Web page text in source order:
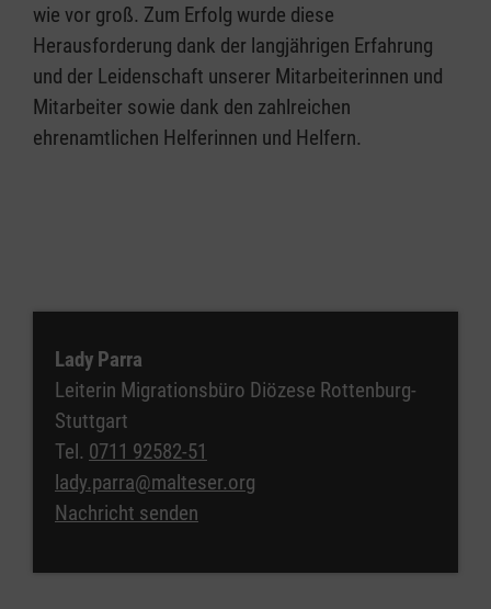
wie vor groß. Zum Erfolg wurde diese
Herausforderung dank der langjährigen Erfahrung
und der Leidenschaft unserer Mitarbeiterinnen und
Mitarbeiter sowie dank den zahlreichen
ehrenamtlichen Helferinnen und Helfern.
Lady Parra
Leiterin Migrationsbüro Diözese Rottenburg-
Stuttgart
Tel. 0711 92582-51
lady.parra@malteser.org
Nachricht senden